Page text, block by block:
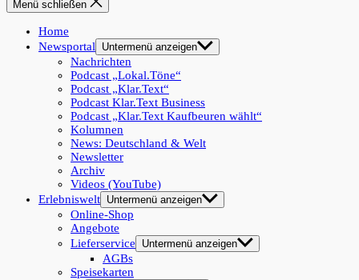
Menü schließen
Home
Newsportal
Untermenü anzeigen
Nachrichten
Podcast „Lokal.Töne“
Podcast „Klar.Text“
Podcast Klar.Text Business
Podcast „Klar.Text Kaufbeuren wählt“
Kolumnen
News: Deutschland & Welt
Newsletter
Archiv
Videos (YouTube)
Erlebniswelt Untermenü anzeigen
Online-Shop
Angebote
Lieferservice
Untermenü anzeigen
AGBs
Speisekarten